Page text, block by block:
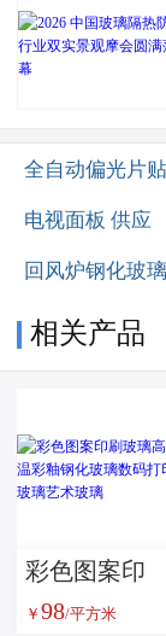
全自动偏光片
电视面板 供应
回风炉钢化玻
相关产品
彩色图案印
刷玻璃高温
￥ 98/平方米